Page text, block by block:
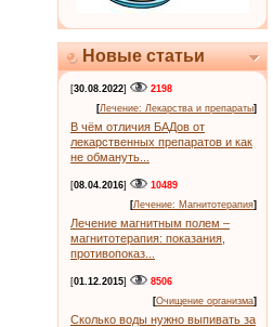
Новые статьи
[30.08.2022]
2198
[Лечение: Лекарства и препараты]
В чём отличия БАДов от
лекарственных препаратов и как
не обмануть...
[08.04.2016]
10489
[Лечение: Магнитотерапия]
Лечение магнитным полем –
магнитотерапия: показания,
противопоказ...
[01.12.2015]
8506
[Очищение организма]
Сколько воды нужно выпивать за